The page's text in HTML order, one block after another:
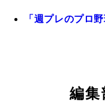
「週プレのプロ
編集